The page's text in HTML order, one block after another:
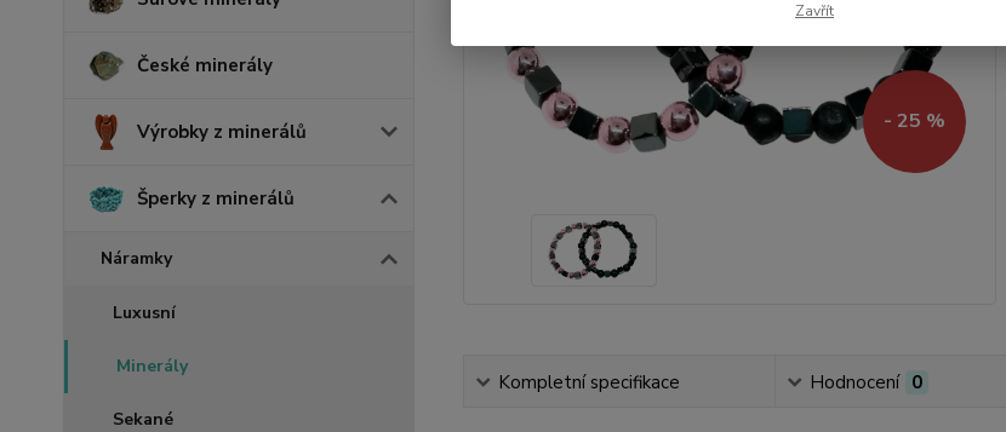
České minerály
Výrobky z minerálů
Šperky z minerálů
Náramky
Luxusní
Minerály
Sekané
- 25 %
Kompletní specifikace Hodnocení 0
Zavřít